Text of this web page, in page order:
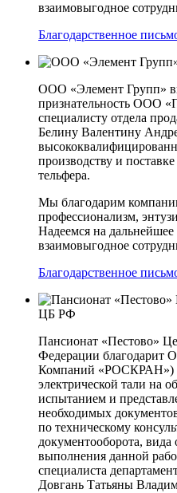
взаимовыгодное
Благодарственное
ООО «Элемент Групп»
признательность ООО
специалисту отдела
Белину Валентину
производству и
тельфера.
Мы благодарим
профессионализм,
Надеемся на
взаимовыгодное
Благодарственное
ЦБ РФ
Пансионат «Пестово»
Федерации
Компаний «РОСКРАН»)
электрической тали на
испытанием и
необходимых
по техническому
документооборота,
выполнения данной
специалиста
Довгань Татьяны